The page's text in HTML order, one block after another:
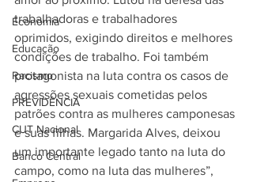
Economia
Educação
Racismo
PREVIDÊNCIA
CUT Nacional
Banco Central
trabalhadoras e trabalhadores
oprimidos, exigindo direitos e melhores
condições de trabalho. Foi também
protagonista na luta contra os casos de
agressões sexuais cometidas pelos
patrões contra as mulheres camponesas
e suas filhas. Margarida Alves, deixou
um importante legado tanto na luta do
campo, como na luta das mulheres”,